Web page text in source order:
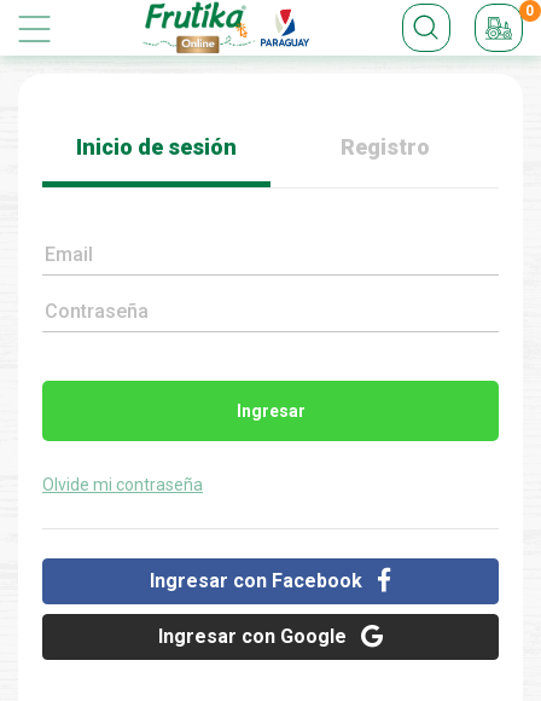
0
Inicio de sesión Registro
Email
Contraseña
Ingresar
Olvide mi contraseña
Ingresar con Facebook
Ingresar con Google